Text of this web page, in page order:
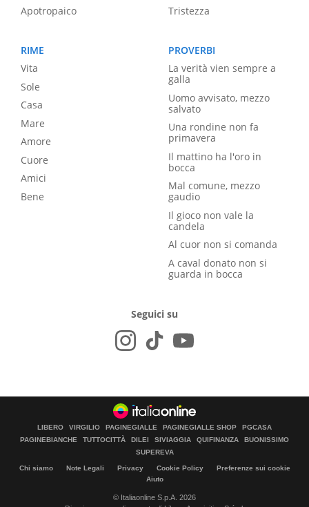
Apotropaico
Tristezza
RIME
Vita
Sole
Casa
Mare
Amore
Cuore
Amici
Bene
PROVERBI
La verità vien sempre a
galla
Uomo avvisato, mezzo
salvato
Una rondine non fa
primavera
Il mattino ha l'oro in
bocca
Mal comune, mezzo
gaudio
Il gioco non vale la
candela
Al cuor non si comanda
A caval donato non si
guarda in bocca
Seguici su
LIBERO VIRGILIO PAGINEGIALLE PAGINEGIALLE SHOP
PGCASA
PAGINEBIANCHE
TUTTOCITTÀ DILEI SIVIAGGIA QUIFINANZA
BUONISSIMO
SUPEREVA
Chi siamo Note Legali Privacy Cookie Policy
Preferenze sui cookie
Aiuto
© Italiaonline S.p.A. 2026